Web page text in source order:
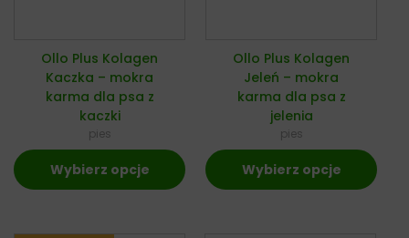
Ollo Plus Kolagen
Kaczka – mokra
karma dla psa z
kaczki
pies
Wybierz opcje
Ollo Plus Kolagen
Jeleń – mokra
karma dla psa z
jelenia
pies
Wybierz opcje